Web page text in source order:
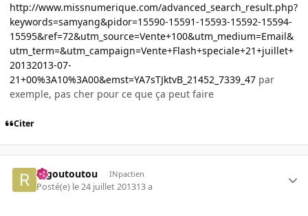
http://www.missnumerique.com/advanced_search_result.php?
keywords=samyang&pidor=15590-15591-15593-15592-15594-
15595&ref=72&utm_source=Vente+100&utm_medium=Email&
utm_term=&utm_campaign=Vente+Flash+speciale+21+juillet+
20132013-07-
21+00%3A10%3A00&emst=YA7sTJktvB_21452_7339_47 par
exemple, pas cher pour ce que ça peut faire
Citer
ragoutoutou INpactien
Posté(e) le 24 juillet 201313 a